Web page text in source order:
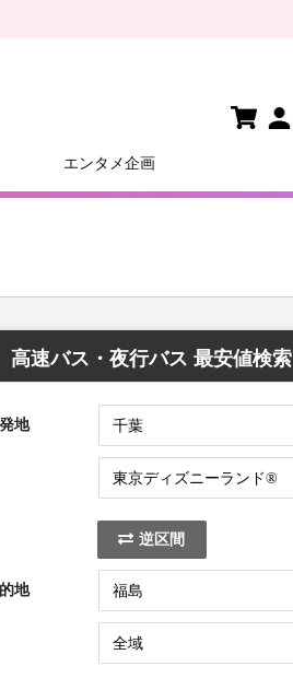
エンタメ企画
高速バス・夜行バス 最安値検索
地
逆区間
地